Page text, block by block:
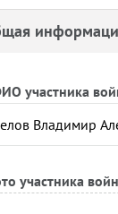
участника
участника